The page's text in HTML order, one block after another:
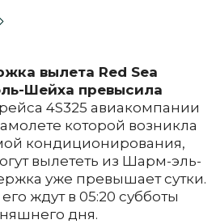
вылета Red Sea
Шейха превысила
4S325 авиакомпании
которой возникла
кондиционирования,
вылететь из Шарм-эль-
уже превышает сутки.
ждут в 05:20 субботы
дня.